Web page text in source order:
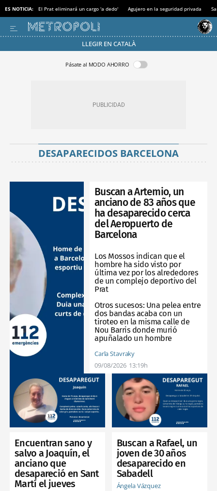
ES NOTICIA: El Prat eliminará un cargo 'a dedo' Agujero en la seguridad privada
LLEGIR EN CATALÀ
Pásate al MODO AHORRO
DESAPARECIDOS BARCELONA
Buscan a Artemio, un
anciano de 83 años que
ha desaparecido cerca
del Aeropuerto de
Barcelona
Los Mossos indican que el
hombre ha sido visto por
última vez por los alrededores
de un complejo deportivo del
Prat
Otros sucesos: Una pelea entre
dos bandas acaba con un
tiroteo en la misma calle de
Nou Barris donde murió
apuñalado un hombre
Carla Stavraky
09/08/2026 13:19h
Encuentran sano y
salvo a Joaquín, el
anciano que
desapareció en Sant
Martí el jueves
Buscan a Rafael, un
joven de 30 años
desaparecido en
Sabadell
Ángela Vázquez